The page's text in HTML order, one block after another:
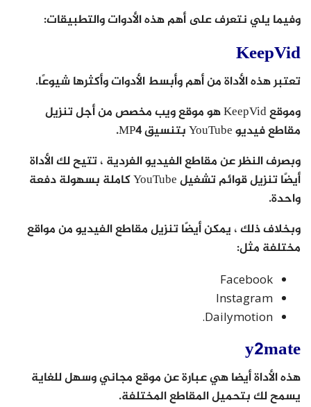
وفيما يلي نتعرف على أهم هذه الأدوات والتطبيقات:
KeepVid
تعتبر هذه الأداة من أهم وأبسط الأدوات وأكثرها شيوعًا.
وموقع KeepVid هو موقع ويب مخصص من أجل تنزيل
مقاطع فيديو YouTube بتنسيق MP4.
وبصرف النظر عن مقاطع الفيديو الفردية ، تتيح لك الأداة
أيضًا تنزيل قوائم تشغيل YouTube كاملة بسهولة دفعة
واحدة.
وبخلاف ذلك ، يمكن أيضًا تنزيل مقاطع الفيديو من مواقع
مختلفة مثل:
Facebook
Instagram
Dailymotion.
y2mate
هذه الأداة أيضا هي عبارة عن موقع مجاني وسهل للغاية
يسمح لك بتحميل المقاطع المختلفة.